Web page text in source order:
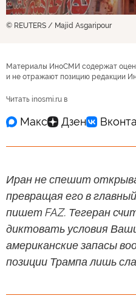
© REUTERS / Majid Asgaripour
Материалы ИноСМИ содержат
и не отражают позицию редакции
Читать inosmi.ru в
Иран не спешит
превращая его в
пишет FAZ. Тегеран
диктовать условия
американские запасы
позиции Трампа лишь